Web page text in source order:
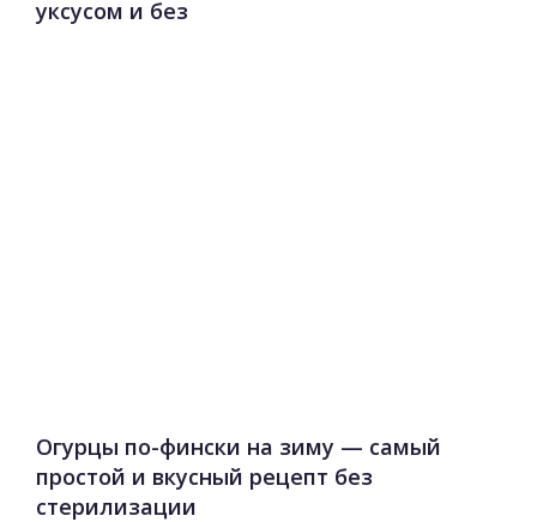
уксусом и без
Огурцы по-фински на зиму — самый
простой и вкусный рецепт без
стерилизации